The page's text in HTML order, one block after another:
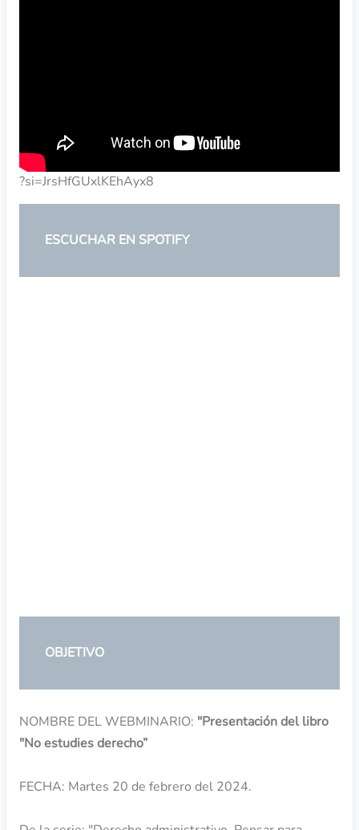
?si=JrsHfGUxlKEhAyx8
ESCUCHAR EN SPOTIFY
OBJETIVO
NOMBRE DEL WEBMINARIO: "Presentación del libro
"No estudies derecho”
FECHA: Martes 20 de febrero del 2024.